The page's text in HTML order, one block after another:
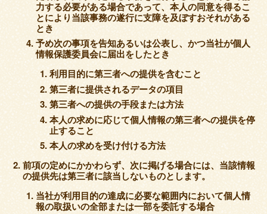
力する必要がある場合であって、本人の同意を得るこ
とにより当該事務の遂行に支障を及ぼすおそれがある
とき
予め次の事項を告知あるいは公表し、かつ当社が個人
情報保護委員会に届出をしたとき
利用目的に第三者への提供を含むこと
第三者に提供されるデータの項目
第三者への提供の手段または方法
本人の求めに応じて個人情報の第三者への提供を停
止すること
本人の求めを受け付ける方法
前項の定めにかかわらず、次に掲げる場合には、当該情報
の提供先は第三者に該当しないものとします。
当社が利用目的の達成に必要な範囲内において個人情
報の取扱いの全部または一部を委託する場合